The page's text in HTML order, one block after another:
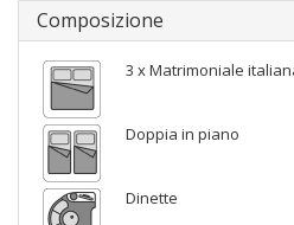
Composizione
3 x Matrimoniale
Doppia in piano
Dinette